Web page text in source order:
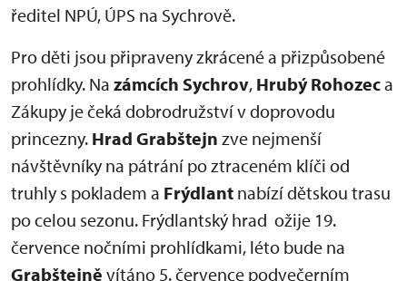
ředitel NPÚ, ÚPS na Sychrově.
Pro děti jsou připraveny zkrácené a přizpůsobené
prohlídky. Na zámcích Sychrov, Hrubý Rohozeca
Zákupy je čeká dobrodružství v doprovodu
princezny. Hrad Grabštejn zve nejmenší
návštěvníky na pátrání po ztraceném klíči od
truhly s pokladem a Frýdlant nabízí dětskou trasu
po celou sezonu. Frýdlantský hrad ožije 19.
července nočními prohlídkami, léto bude na
Grabštejně vítáno 5. července podvečerním